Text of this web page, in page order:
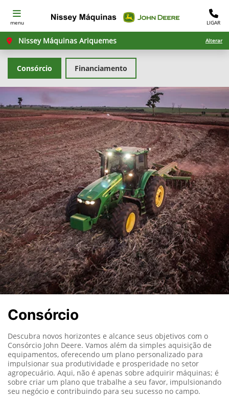
menu LIGAR
Nissey Máquinas Ariquemes Alterar
Consórcio Financiamento
Consórcio
Descubra novos horizontes e alcance seus objetivos com o
Consórcio John Deere. Vamos além da simples aquisição de
equipamentos, oferecendo um plano personalizado para
impulsionar sua produtividade e prosperidade no setor
agropecuário. Aqui, não é apenas sobre adquirir máquinas; é
sobre criar um plano que trabalhe a seu favor, impulsionando
seu negócio e contribuindo para seu sucesso no campo.